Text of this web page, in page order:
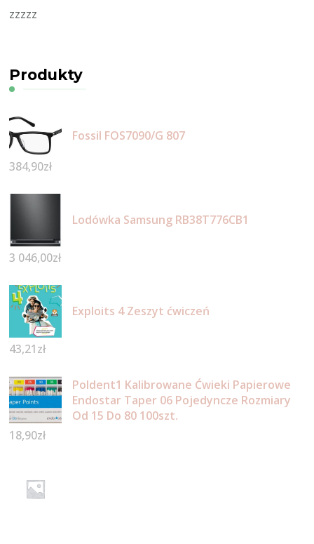
zzzzz
Produkty
Fossil FOS7090/G 807
384,90zł
Lodówka Samsung RB38T776CB1
3 046,00zł
Exploits 4 Zeszyt ćwiczeń
43,21zł
Poldent1 Kalibrowane Ćwieki Papierowe
Endostar Taper 06 Pojedyncze Rozmiary
Od 15 Do 80 100szt.
18,90zł